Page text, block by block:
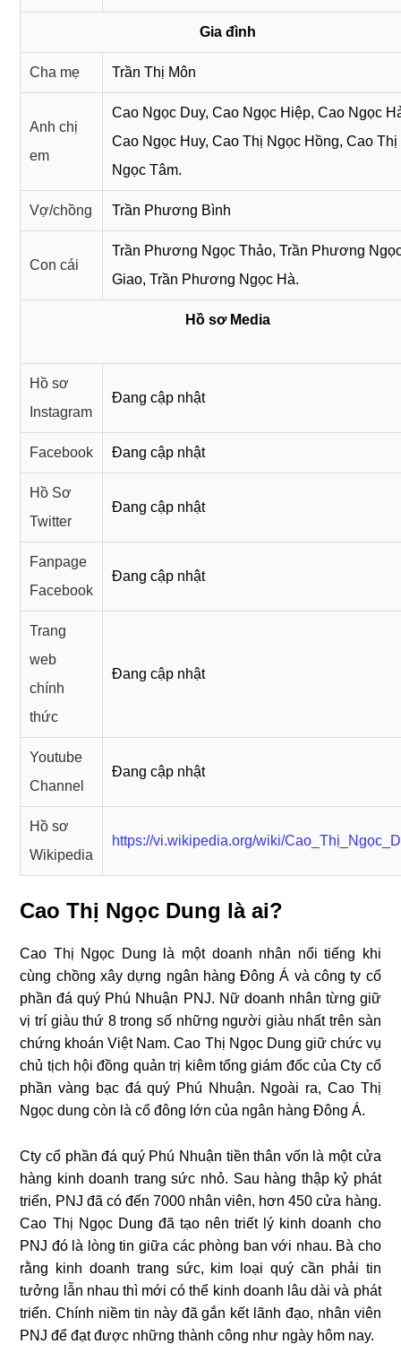
Gia đình
Cha mẹ Trần Thị Môn
Anh chị
em
Cao Ngọc Duy, Cao Ngọc Hiệp, Cao Ngọc
Cao Ngọc Huy, Cao Thị Ngọc Hồng, Cao Thị
Ngọc Tâm.
Vợ/chồng Trần Phương Bình
Con cái
Trần Phương Ngọc Thảo, Trần Phương
Giao, Trần Phương Ngọc Hà.
Hồ sơ Media
Hồ sơ
Instagram
Đang cập nhật
Facebook Đang cập nhật
Hồ Sơ
Twitter
Đang cập nhật
Fanpage
Facebook
Đang cập nhật
Trang
web
chính
thức
Đang cập nhật
Youtube
Channel
Đang cập nhật
Hồ sơ
Wikipedia
https://vi.wikipedia.org/wiki/
Cao Thị Ngọc Dung là ai?
Cao Thị Ngọc Dung là một doanh nhân nổi tiếng khi
cùng chồng xây dựng ngân hàng Đông Á và công ty cổ
phần đá quý Phú Nhuận PNJ. Nữ doanh nhân từng giữ
vị trí giàu thứ 8 trong số những người giàu nhất trên sàn
chứng khoán Việt Nam. Cao Thị Ngọc Dung giữ chức vụ
chủ tịch hội đồng quản trị kiêm tổng giám đốc của Cty cổ
phần vàng bạc đá quý Phú Nhuận. Ngoài ra, Cao Thị
Ngọc dung còn là cổ đông lớn của ngân hàng Đông Á.
Cty cổ phần đá quý Phú Nhuận tiền thân vốn là một cửa
hàng kinh doanh trang sức nhỏ. Sau hàng thập kỷ phát
triển, PNJ đã có đến 7000 nhân viên, hơn 450 cửa hàng.
Cao Thị Ngọc Dung đã tạo nên triết lý kinh doanh cho
PNJ đó là lòng tin giữa các phòng ban với nhau. Bà cho
rằng kinh doanh trang sức, kim loại quý cần phải tin
tưởng lẫn nhau thì mới có thể kinh doanh lâu dài và phát
triển. Chính niềm tin này đã gắn kết lãnh đạo, nhân viên
PNJ để đạt được những thành công như ngày hôm nay.